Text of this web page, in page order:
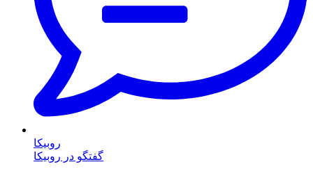
روبیکا
گفتگو در روبیکا